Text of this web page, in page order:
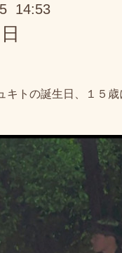
14:53
キトの誕生日、１５